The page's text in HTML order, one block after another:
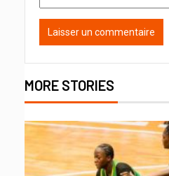
MORE STORIES